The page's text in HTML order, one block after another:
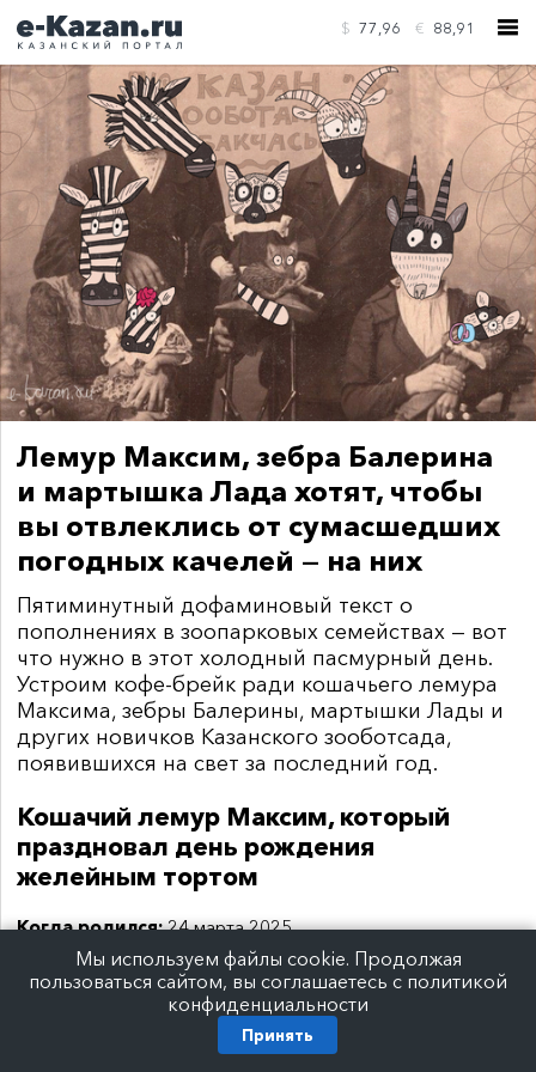
$ 77,96 € 88,91
КОНТАКТЫ
Лемур Максим, зебра Балерина
и мартышка Лада хотят, чтобы
вы отвлеклись от сумасшедших
погодных качелей — на них
Пятиминутный дофаминовый текст о
пополнениях в зоопарковых семействах — вот
что нужно в этот холодный пасмурный день.
Устроим кофе-брейк ради кошачьего лемура
Максима, зебры Балерины, мартышки Лады и
других новичков Казанского зооботсада,
появившихся на свет за последний год.
Кошачий лемур Максим, который
праздновал день рождения
желейным тортом
Когда родился:24 марта 2025
Где посмотреть:на исторической территории
Мы используем файлы cookie. Продолжая
пользоваться сайтом, вы соглашаетесь с политикой
конфиденциальности
Принять